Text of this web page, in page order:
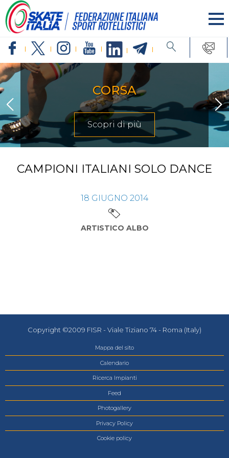
CORSA
Scopri di più
CAMPIONI ITALIANI SOLO DANCE
18 GIUGNO 2014
ARTISTICO ALBO
Copyright ©2009 FISR - Viale Tiziano 74 - Roma (Italy)
Mappa del sito
Calendario
Ricerca Impianti
Feed
Photogallery
Privacy Policy
Cookie policy